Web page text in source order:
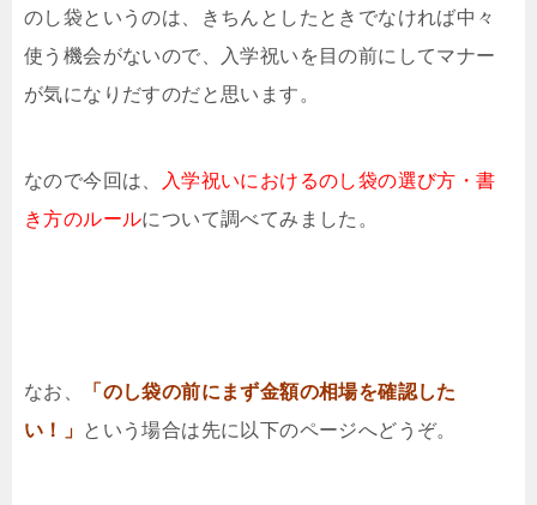
のし袋というのは、きちんとしたときでなければ中々
使う機会がないので、入学祝いを目の前にしてマナー
が気になりだすのだと思います。
なので今回は、
入学祝いにおけるのし袋の選び方・書
き方のルールについて調べてみました。
なお、
「のし袋の前にまず金額の相場を確認した
い！」 という場合は先に以下のページへどうぞ。